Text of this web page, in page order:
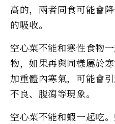
高的，兩者同食可能會
的吸收。
空心菜不能和寒性食物
物，如果再與同樣屬於
加重體內寒氣，可能會
不良、腹瀉等現象。
空心菜不能和蝦一起吃